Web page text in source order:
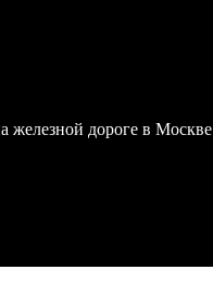
железной дороге в Москве